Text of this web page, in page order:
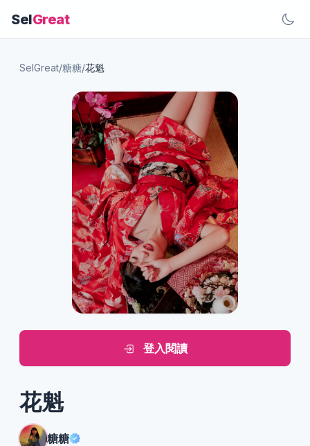
SelGreat
SelGreat/糖糖/花魁
登入閱讀
花魁
糖糖